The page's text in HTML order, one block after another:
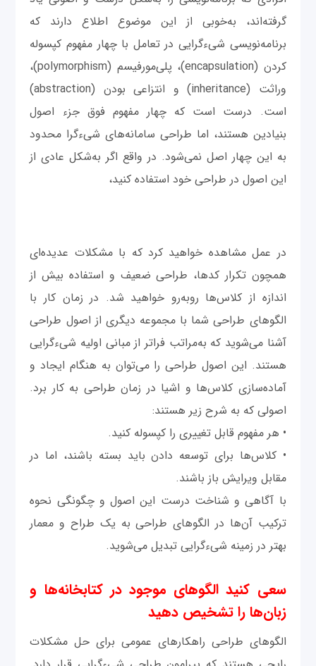
گرفته‌اند، به‌خوبی از این موضوع اطلاع دارند که
برنامه‌نویسی شی‌ءگرایی در تعامل با چهار مفهوم کپسوله
کردن (encapsulation)، پلی‌مورفیسم (polymorphism)،
وراثت (inheritance) و انتزاعی بودن (abstraction)
است. درست است که چهار مفهوم فوق جزء اصول
بنیادین هستند، اما طراحی سامانه‌های شی‌ءگرا محدود
به این چهار اصل نمی‌شود. در واقع اگر به‌شکل عادی از
این اصول در طراحی خود استفاده کنید،
در عمل مشاهده خواهید کرد که با مشکلات عدیده‌ای
همچون تکرار کدها، طراحی ضعیف و استفاده بیش از
اندازه از کلاس‌ها روبه‌رو خواهید شد. در زمان کار با
الگوهای طراحی شما با مجموعه دیگری از اصول طراحی
آشنا می‌شوید که به‌مراتب فراتر از مبانی اولیه شی‌ءگرایی
هستند. این اصول طراحی را می‌توان به هنگام ایجاد و
آماده‌سازی کلاس‌ها و اشیا در زمان طراحی به کار برد.
اصولی که به شرح زیر هستند:
• هر مفهوم قابل تغییری را کپسوله کنید.
• کلاس‌ها برای توسعه دادن باید بسته باشند، اما در
مقابل ویرایش باز باشند.
با آگاهی و شناخت درست این اصول و چگونگی نحوه
ترکیب آن‌ها در الگوهای طراحی به یک طراح و معمار
بهتر در زمینه شی‌ءگرایی تبدیل می‌شوید.
سعی کنید الگوهای موجود در کتابخانه‌ها و
زبان‌ها را تشخیص دهید
الگوهای طراحی راهکارهای عمومی برای حل مشکلات